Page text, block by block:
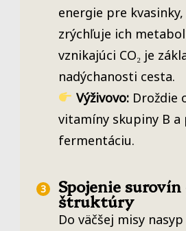
energie pre
zrýchľuje ich
vznikajúci CO₂ je
nadýchanosti cesta.
Výživovo:Droždie
vitamíny skupiny B a
fermentáciu.
Spojenie
štruktúry
Do väčšej misy